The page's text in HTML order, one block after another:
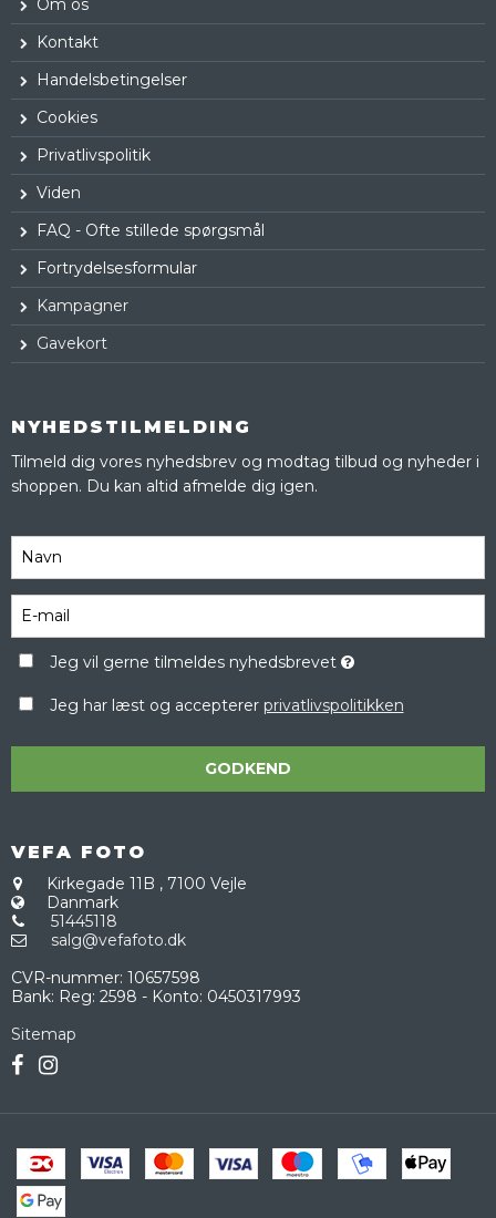
Om os
Kontakt
Handelsbetingelser
Cookies
Privatlivspolitik
Viden
FAQ - Ofte stillede spørgsmål
Fortrydelsesformular
Kampagner
Gavekort
NYHEDSTILMELDING
Tilmeld dig vores nyhedsbrev og modtag tilbud og nyheder i
shoppen. Du kan altid afmelde dig igen.
Jeg vil gerne tilmeldes nyhedsbrevet
Jeg har læst og accepterer privatlivspolitikken
GODKEND
VEFA FOTO
Kirkegade 11B , 7100 Vejle
Danmark
51445118
salg@vefafoto.dk
CVR-nummer: 10657598
Bank: Reg: 2598 - Konto: 0450317993
Sitemap